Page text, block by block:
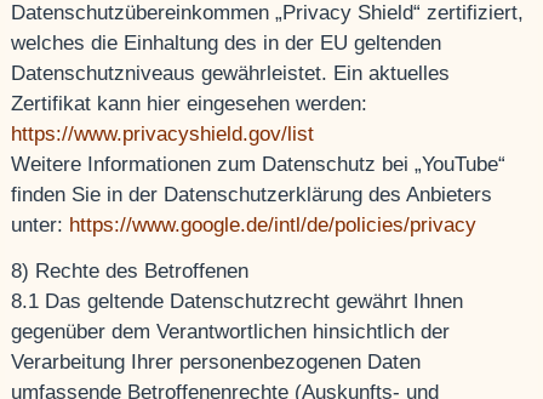
Datenschutzübereinkommen „Privacy Shield“ zertifiziert,
welches die Einhaltung des in der EU geltenden
Datenschutzniveaus gewährleistet. Ein aktuelles
Zertifikat kann hier eingesehen werden:
https://www.privacyshield.gov/list
Weitere Informationen zum Datenschutz bei „YouTube“
finden Sie in der Datenschutzerklärung des Anbieters
unter: https://www.google.de/intl/de/policies/privacy
8) Rechte des Betroffenen
8.1 Das geltende Datenschutzrecht gewährt Ihnen
gegenüber dem Verantwortlichen hinsichtlich der
Verarbeitung Ihrer personenbezogenen Daten
umfassende Betroffenenrechte (Auskunfts- und